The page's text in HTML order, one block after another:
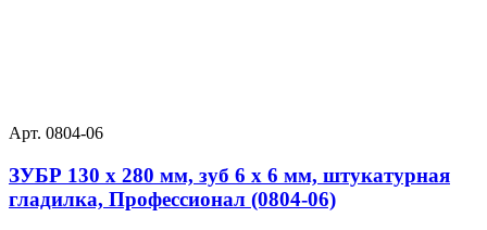
Арт. 0804-06
ЗУБР 130 х 280 мм, зуб 6 х 6 мм, штукатурная
гладилка, Профессионал (0804-06)